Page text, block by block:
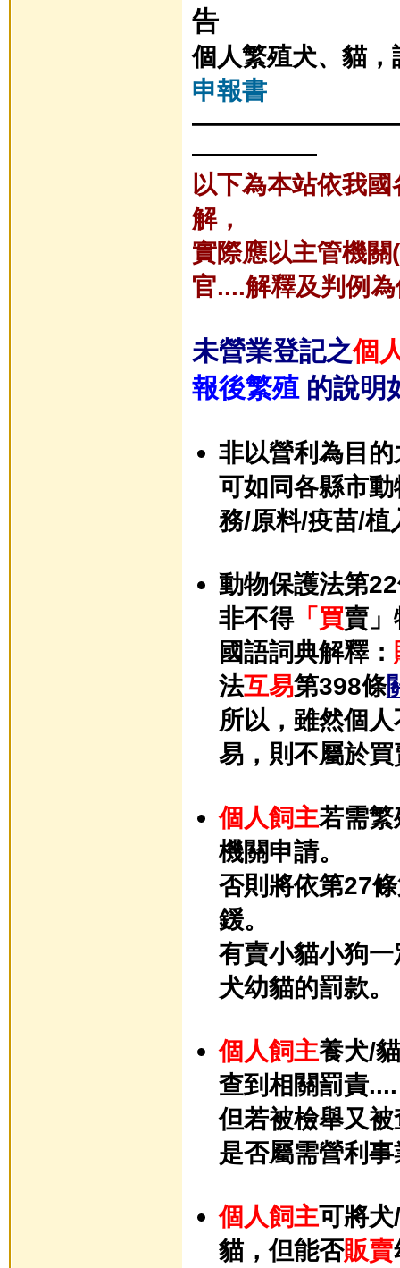
告
個人繁殖犬、 貓，
申報書
—————
以下為本站依我國
解，
實際應以主管機
官....解釋及判例
未營業登記之個
報後繁殖 的說明
非以營利為目的
可如同各縣市
務/原料/疫苗/植
動物保護法第
非不得「買賣」
國語詞典解釋：
法互易第398條
所以，雖然個
易，則不屬於買
個人飼主若需繁
機關申請。
否則將依第27
鍰。
有賣小貓小狗
犬幼貓的罰款。
個人飼主養犬/
查到相關罰責....
但若被檢舉又
是否屬需營利
個人飼主可將
貓，但能否販賣